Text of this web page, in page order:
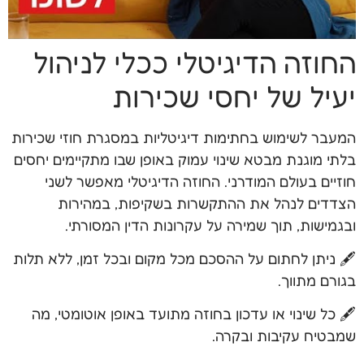
החוזה הדיגיטלי ככלי לניהול
יעיל של יחסי שכירות
המעבר לשימוש בחתימות דיגיטליות במסגרת חוזי שכירות
בלתי מוגנת מבטא שינוי עמוק באופן שבו מתקיימים יחסים
חוזיים בעולם המודרני. החוזה הדיגיטלי מאפשר לשני
הצדדים לנהל את ההתקשרות בשקיפות, במהירות
ובגמישות, תוך שמירה על עקרונות הדין המסורתי.
🖋️ ניתן לחתום על ההסכם מכל מקום ובכל זמן, ללא תלות
בגורם מתווך.
🖋️ כל שינוי או עדכון בחוזה מתועד באופן אוטומטי, מה
שמבטיח עקיבות ובקרה.